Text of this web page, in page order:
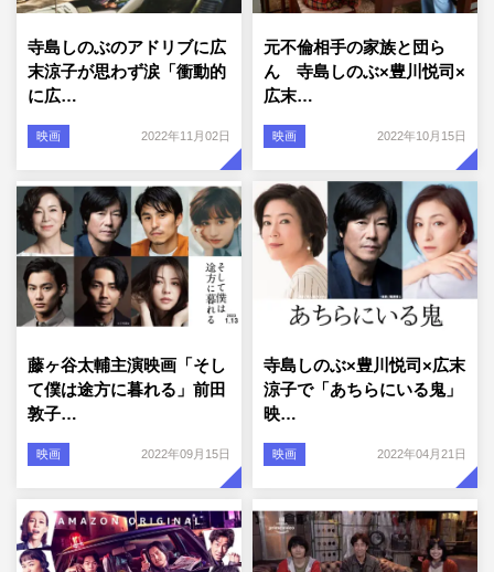
寺島しのぶのアドリブに広
末涼子が思わず涙「衝動的
に広…
映画 2022年11月02日
元不倫相手の家族と団ら
ん 寺島しのぶ×豊川悦司×
広末…
映画 2022年10月15日
藤ヶ谷太輔主演映画「そし
て僕は途方に暮れる」前田
敦子…
映画 2022年09月15日
寺島しのぶ×豊川悦司×広末
涼子で「あちらにいる鬼」
映…
映画 2022年04月21日